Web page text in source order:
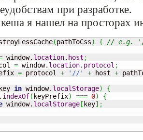
при разработке.
я нашел на просторах
(pathToCss) {
// e.g. '/
window. location. host ;
= window. location. protocol ;
= protocol + '//' + host +
in window. localStorage)
{
indexOf( keyPrefix) === 0)
{
window. localStorage[ key] ;